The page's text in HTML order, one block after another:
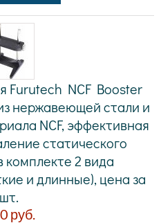
Furutech NCF Booster
нержавеющей стали и
NCF, эффективная
статического
комплекте 2 вида
и длинные), цена за
руб.